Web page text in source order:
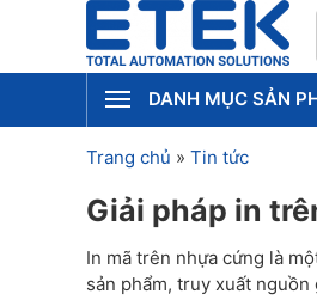
DANH MỤC SẢN
Trang chủ » Tin tức
Giải pháp in
In mã trên nhựa cứng là
sản phẩm, truy xuất